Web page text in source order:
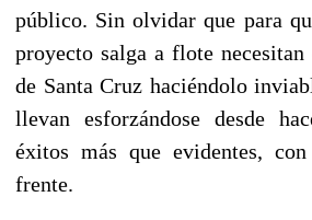
público. Sin olvidar que para
proyecto salga a flote necesitan
de Santa Cruz haciéndolo
llevan esforzándose desde
éxitos más que evidentes,
frente.